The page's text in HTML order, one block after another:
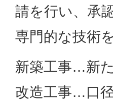
請を行い、承
専門的な技術
新築工事…新
改造工事…口